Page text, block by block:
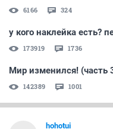
6166 324
у кого наклейка есть?
173919 1736
Мир изменился! (часть
142389 1001
hohotui